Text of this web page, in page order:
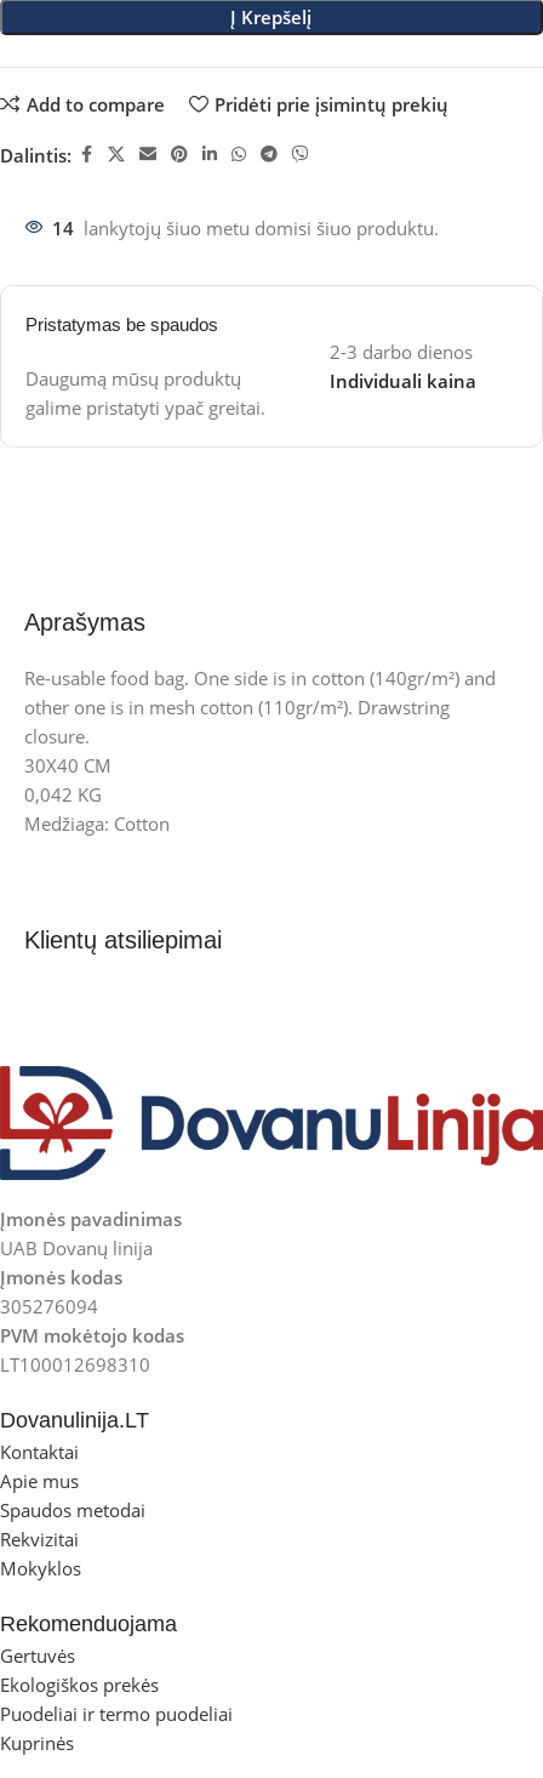
Į Krepšelį
Add to compare Pridėti prie įsimintų prekių
Dalintis:
14 lankytojų šiuo metu domisi šiuo produktu.
Pristatymas be spaudos
Daugumą mūsų produktų
galime pristatyti ypač greitai.
2-3 darbo dienos
Individuali kaina
Aprašymas
Re-usable food bag. One side is in cotton (140gr/m²) and
other one is in mesh cotton (110gr/m²). Drawstring
closure.
30X40 CM
0,042 KG
Medžiaga: Cotton
Klientų atsiliepimai
Įmonės pavadinimas
UAB Dovanų linija
Įmonės kodas
305276094
PVM mokėtojo kodas
LT100012698310
Dovanulinija.LT
Kontaktai
Apie mus
Spaudos metodai
Rekvizitai
Mokyklos
Rekomenduojama
Gertuvės
Ekologiškos prekės
Puodeliai ir termo puodeliai
Kuprinės